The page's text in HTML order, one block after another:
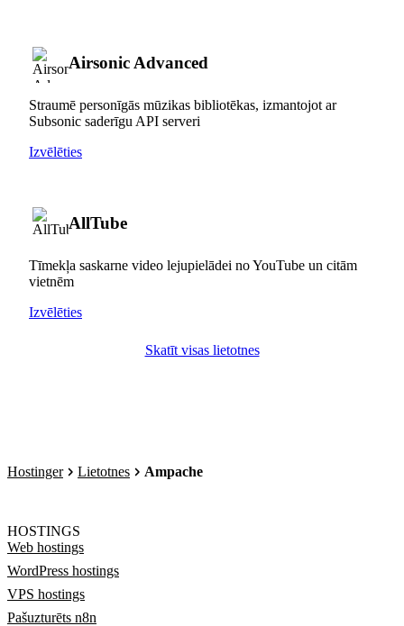
Airsonic Advanced
Straumē personīgās mūzikas bibliotēkas, izmantojot ar
Subsonic saderīgu API serveri
Izvēlēties
AllTube
Tīmekļa saskarne video lejupielādei no YouTube un citām
vietnēm
Izvēlēties
Skatīt visas lietotnes
Hostinger Lietotnes Ampache
HOSTINGS
Web hostings
WordPress hostings
VPS hostings
Pašuzturēts n8n